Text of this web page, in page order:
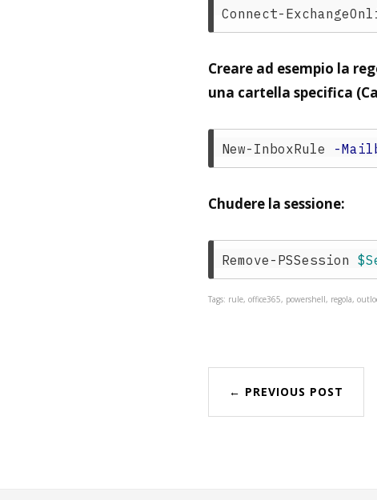
Connect-
Creare ad esempio la
una cartella specifica
New-InboxRule -
Chudere la sessione:
Remove-PSSession
Tags: rule, office365, powershell, regola,
← PREVIOUS POST